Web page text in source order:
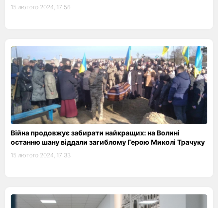
15 лютого 2024, 17:56
Війна продовжує забирати найкращих: на Волині
останню шану віддали загиблому Герою Миколі Трачуку
15 лютого 2024, 17:33